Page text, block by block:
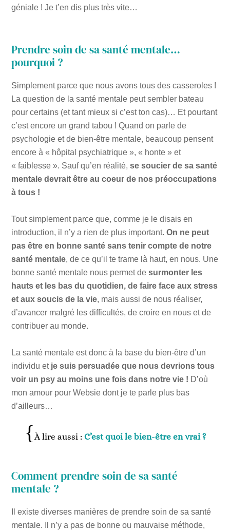
géniale ! Je t’en dis plus très vite…
Prendre soin de sa santé mentale…
pourquoi ?
Simplement parce que nous avons tous des casseroles !
La question de la santé mentale peut sembler bateau
pour certains (et tant mieux si c’est ton cas)… Et pourtant
c’est encore un grand tabou ! Quand on parle de
psychologie et de bien-être mentale, beaucoup pensent
encore à « hôpital psychiatrique », « honte » et
« faiblesse ». Sauf qu’en réalité,se soucier de sa santé
mentale devrait être au coeur de nos préoccupations
à tous !
Tout simplement parce que, comme je le disais en
introduction, il n’y a rien de plus important.On ne peut
pas être en bonne santé sans tenir compte de notre
santé mentale, de ce qu’il te trame là haut, en nous. Une
bonne santé mentale nous permet desurmonter les
hauts et les bas du quotidien, de faire face aux stress
et aux soucis de la vie, mais aussi de nous réaliser,
d’avancer malgré les difficultés, de croire en nous et de
contribuer au monde.
La santé mentale est donc à la base du bien-être d’un
individu et je suis persuadée que nous devrions tous
voir un psy au moins une fois dans notre vie ! D’où
mon amour pour Websie dont je te parle plus bas
d’ailleurs…
À lire aussi : C’est quoi le bien-être en vrai ?
Comment prendre soin de sa santé
mentale ?
Il existe diverses manières de prendre soin de sa santé
mentale. Il n’y a pas de bonne ou mauvaise méthode,